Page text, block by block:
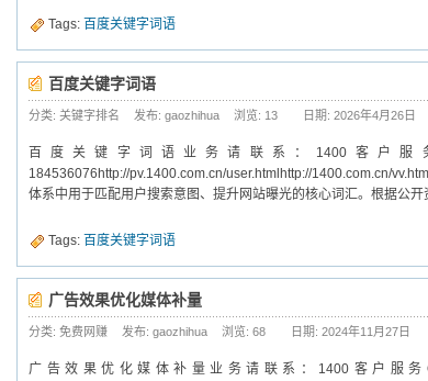
Tags: 百度关键字词语
百度关键字词语
分类: 关键字排名 发布: gaozhihua 浏览: 13 日期: 2026年4月26日
百度关键字词语业务请联系：1400客户服务
184536076http://pv.1400.com.cn/user.htmlhttp://1400.com.cn/
体系中用于匹配用户搜索意图、提升网站曝光的核心词汇。根据公
Tags: 百度关键字词语
广告效果优化媒体补量
分类: 免费网赚 发布: gaozhihua 浏览: 68 日期: 2024年11月27日
广告效果优化媒体补量业务请联系：1400客户服务